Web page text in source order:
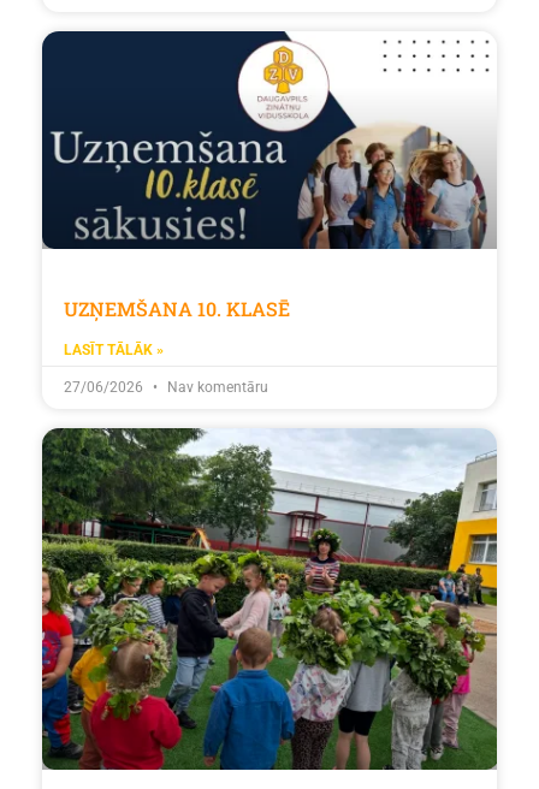
UZŅEMŠANA 10. KLASĒ
LASĪT TĀLĀK »
27/06/2026 Nav komentāru